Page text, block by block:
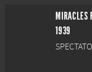
MIRACLES
1939